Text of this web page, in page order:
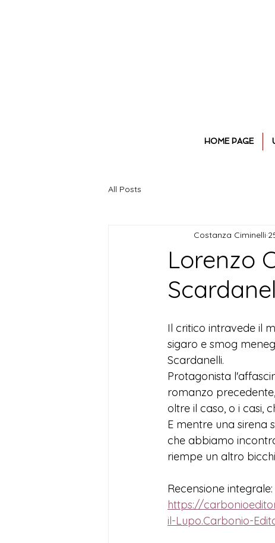
HOME PAGE
All Posts
Lorenzo
Costanza Ciminelli
Il critico intravede il
sigaro e smog
Scardanelli.
Protagonista
romanzo precedente,
oltre il caso, o i casi,
E mentre una sirena
che abbiamo
riempe un altro
Recensione integrale:
https://
il-Lupo.Carbonio-